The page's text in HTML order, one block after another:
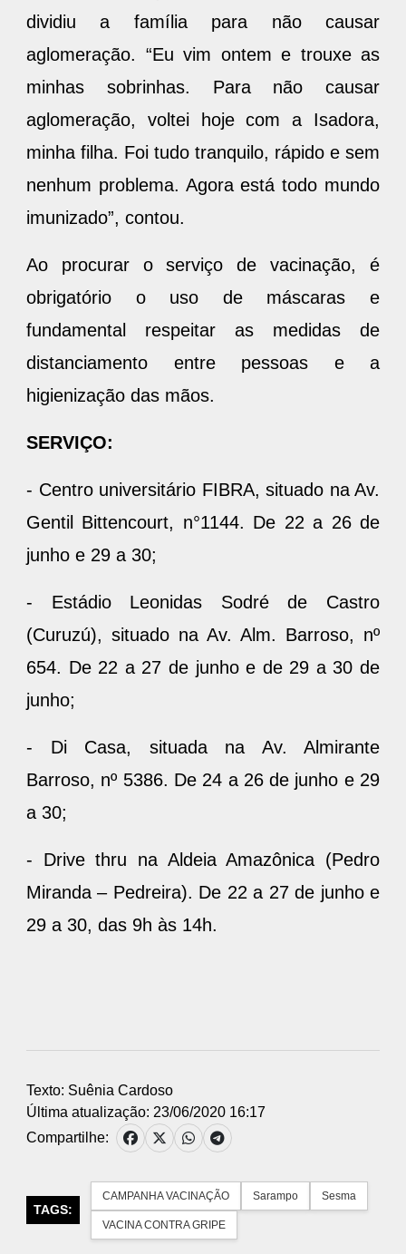
dividiu a família para não causar
aglomeração. “Eu vim ontem e trouxe as
minhas sobrinhas. Para não causar
aglomeração, voltei hoje com a Isadora,
minha filha. Foi tudo tranquilo, rápido e sem
nenhum problema. Agora está todo mundo
imunizado”, contou.
Ao procurar o serviço de vacinação, é
obrigatório o uso de máscaras e
fundamental respeitar as medidas de
distanciamento entre pessoas e a
higienização das mãos.
SERVIÇO:
- Centro universitário FIBRA, situado na Av.
Gentil Bittencourt, n°1144. De 22 a 26 de
junho e 29 a 30;
- Estádio Leonidas Sodré de Castro
(Curuzú), situado na Av. Alm. Barroso, nº
654. De 22 a 27 de junho e de 29 a 30 de
junho;
- Di Casa, situada na Av. Almirante
Barroso, nº 5386. De 24 a 26 de junho e 29
a 30;
- Drive thru na Aldeia Amazônica (Pedro
Miranda – Pedreira). De 22 a 27 de junho e
29 a 30, das 9h às 14h.
Texto: Suênia Cardoso
Última atualização: 23/06/2020 16:17
Compartilhe:
TAGS:
CAMPANHA VACINAÇÃO Sarampo Sesma
VACINA CONTRA GRIPE